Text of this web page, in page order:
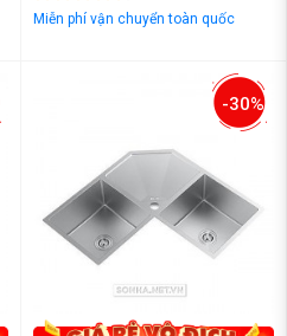
Miễn phí vận chuyển toàn quốc
-30%